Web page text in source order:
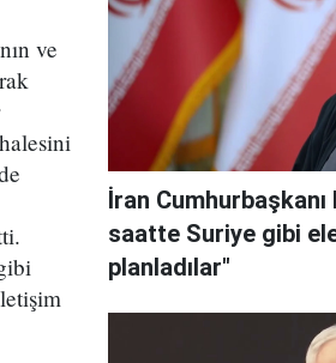
ve
İran
saatte Suriye gibi
planladılar"